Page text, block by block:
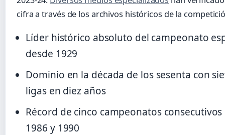
cifra a través de los archivos históricos de la
Líder histórico absoluto del campeonato
desde 1929
Dominio en la década de los sesenta con
ligas en diez años
Récord de cinco campeonatos
1986 y 1990